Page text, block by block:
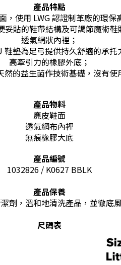
產品特點
，使用 LWG 認證制革廠的環保
妥貼的鞋帶結構及可調節魔術鞋
透氣網狀內裡 ；
鞋墊為足弓提供持久舒適的承托
高牽引力的橡膠外底；
的益生菌作技術基礎，沒有
產品物料
麂皮鞋面
透氣網布內裡
無痕橡膠大底
產品編號
1032826 / K0627 BBLK
產品保養
劑，溫和地清洗產品，並徹底
尺碼表